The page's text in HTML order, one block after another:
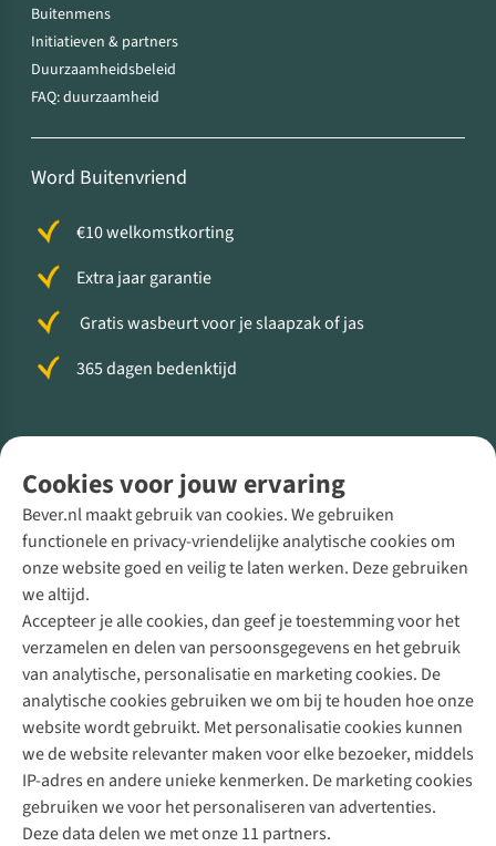
Cookies voor jouw ervaring
Bever.nl maakt gebruik van cookies. We gebruiken
functionele en privacy-vriendelijke analytische cookies om
onze website goed en veilig te laten werken. Deze gebruiken
we altijd.
Accepteer je alle cookies, dan geef je toestemming voor het
verzamelen en delen van persoonsgegevens en het gebruik
van analytische, personalisatie en marketing cookies. De
analytische cookies gebruiken we om bij te houden hoe onze
website wordt gebruikt. Met personalisatie cookies kunnen
we de website relevanter maken voor elke bezoeker, middels
IP-adres en andere unieke kenmerken. De marketing cookies
gebruiken we voor het personaliseren van advertenties.
Deze data delen we met onze 11 partners.
Buitenmens
Initiatieven & partners
Duurzaamheidsbeleid
FAQ: duurzaamheid
Word Buitenvriend
€10 welkomstkorting
Extra jaar garantie
Gratis wasbeurt voor je slaapzak of jas
365 dagen bedenktijd
Direct advies van een Buitenexpert
+31 (0)85 888 50 88
+31 6 12 28 49 80
Contactformulier